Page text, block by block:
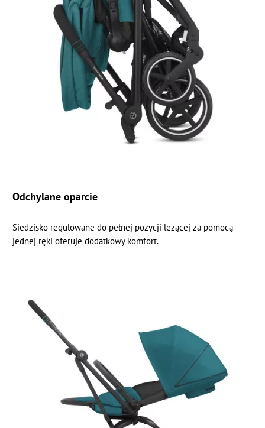
Odchylane oparcie
Siedzisko regulowane do pełnej pozycji leżącej za pomocą
jednej ręki oferuje dodatkowy komfort.